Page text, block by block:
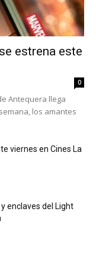
estrena este
0
Antequera llega
los amantes
viernes en Cines La
enclaves del Light